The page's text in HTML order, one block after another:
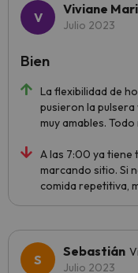
Viviane
Julio 2023
La flexibilidad de
pusieron la
muy amables.
A las 7:00 ya tiene
marcando sitio. Si
comida repetitiva,
Bien
Sebastián
Julio 2023